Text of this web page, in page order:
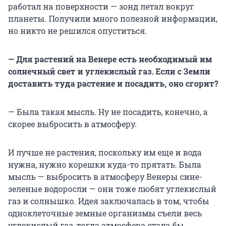
работал на поверхности — зонд летал вокруг
планеты. Получили много полезной информации,
но никто не решился опуститься.
— Для растений на Венере есть необходимый им
солнечный свет и углекислый газ. Если с Земли
доставить туда растение и посадить, оно сгорит?
— Была такая мысль. Ну не посадить, конечно, а
скорее выбросить в атмосферу.
И лучше не растения, поскольку им еще и вода
нужна, нужно корешки куда-то прятать. Была
мысль — выбросить в атмосферу Венеры сине-
зеленые водоросли — они тоже любят углекислый
газ и солнышко. Идея заключалась в том, чтобы
одноклеточные земные организмы съели весь